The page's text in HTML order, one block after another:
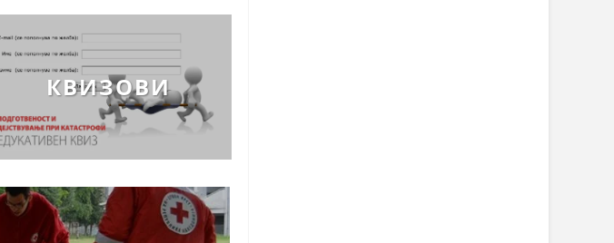
МАТЕРИЈАЛИ
КВИЗОВИ